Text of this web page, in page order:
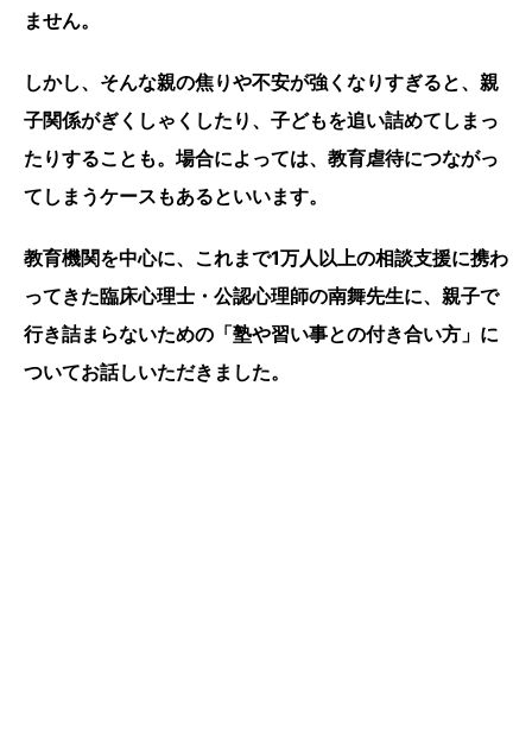
ません。
しかし、そんな親の焦りや不安が強くなりすぎると、親
子関係がぎくしゃくしたり、子どもを追い詰めてしまっ
たりすることも。場合によっては、教育虐待につながっ
てしまうケースもあるといいます。
教育機関を中心に、これまで1万人以上の相談支援に携わ
ってきた臨床心理士・公認心理師の南舞先生に、親子で
行き詰まらないための「塾や習い事との付き合い方」に
ついてお話しいただきました。